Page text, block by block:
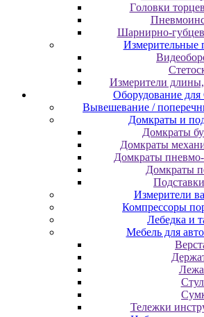
Гoлoвки
Шapниpнo-
Измepитeльныe
Измepитeли длины,
Оборудование
Вывешевание /
Домкраты и
Домкраты
Домкраты
Домкраты
Домкраты
Измерители
Компрессоры
Лебедка и
Мебель для
Тележки